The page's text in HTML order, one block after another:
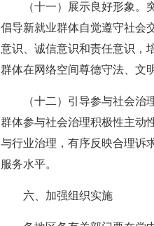
（十一）展示良好形象。突
倡导新就业群体自觉遵守社会
意识、诚信意识和责任意识，
群体在网络空间尊德守法、文
（十二）引导参与社会治理
群体参与社会治理积极性主动
与行业治理，有序反映合理诉
服务水平。
六、加强组织实施